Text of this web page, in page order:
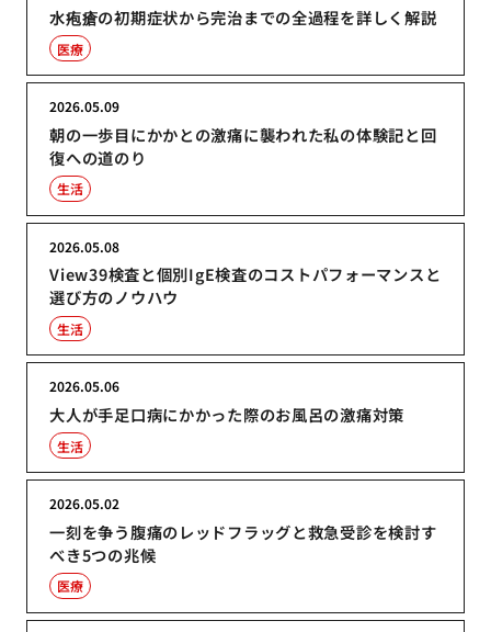
水疱瘡の初期症状から完治までの全過程を詳しく解説
医療
朝の一歩目にかかとの激痛に襲われた私の体験記と回
復への道のり
2026.05.09
生活
View39検査と個別IgE検査のコストパフォーマンスと
選び方のノウハウ
2026.05.08
生活
大人が手足口病にかかった際のお風呂の激痛対策
2026.05.06
生活
一刻を争う腹痛のレッドフラッグと救急受診を検討す
べき5つの兆候
2026.05.02
医療